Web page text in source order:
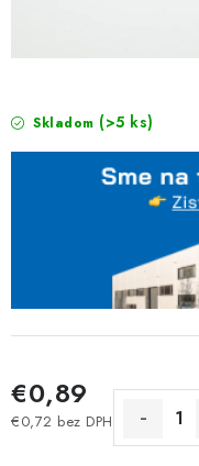
Skladom (>5 ks)
€0,89
€0,72 bez DPH
Jednotková cena: